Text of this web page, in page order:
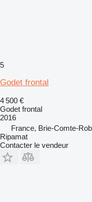
5
Godet frontal
4 500 €
Godet frontal
2016
France, Brie-Comte-
Ripamat
Contacter le vendeur